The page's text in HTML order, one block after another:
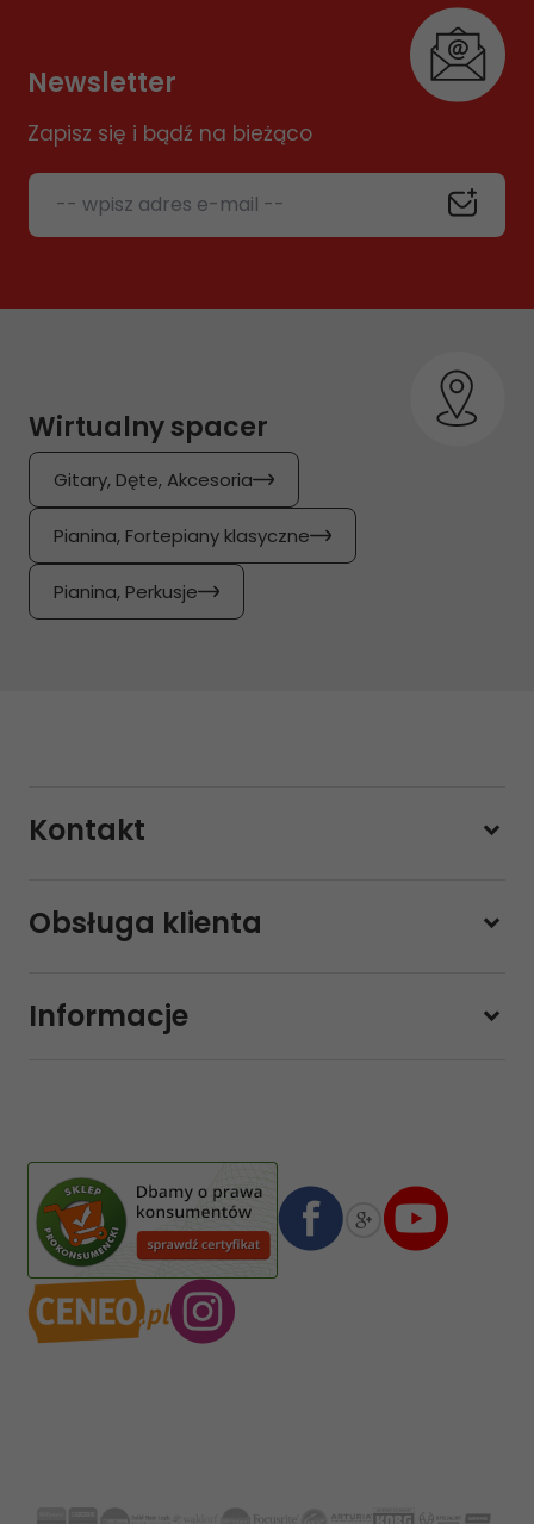
Newsletter
Zapisz się i bądź na bieżąco
-- wpisz adres e-mail --
Wirtualny spacer
Gitary, Dęte, Akcesoria
Pianina, Fortepiany klasyczne
Pianina, Perkusje
Kontakt
228800000
sklep@sklep-muzyczny.com.pl
08 1140 2004 0000 3102 4903 0792
Obsługa klienta
Informacje